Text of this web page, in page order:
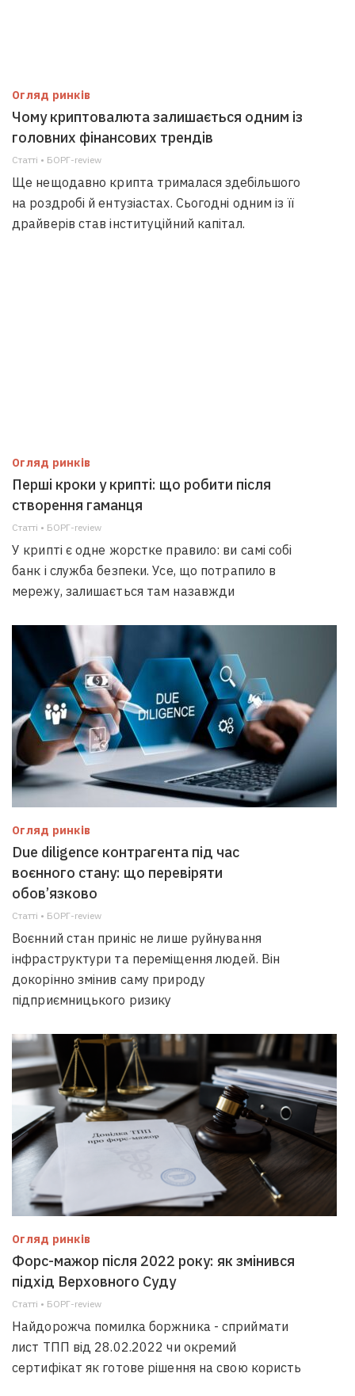
Огляд ринків
Чому криптовалюта залишається одним із
головних фінансових трендів
Статті • БОРГ-review
Ще нещодавно крипта трималася здебільшого
на роздробі й ентузіастах. Сьогодні одним із її
драйверів став інституційний капітал.
Огляд ринків
Перші кроки у крипті: що робити після
створення гаманця
Статті • БОРГ-review
У крипті є одне жорстке правило: ви самі собі
банк і служба безпеки. Усе, що потрапило в
мережу, залишається там назавжди
Огляд ринків
Due diligence контрагента під час
воєнного стану: що перевіряти
обов’язково
Статті • БОРГ-review
Воєнний стан приніс не лише руйнування
інфраструктури та переміщення людей. Він
докорінно змінив саму природу
підприємницького ризику
Огляд ринків
Форс-мажор після 2022 року: як змінився
підхід Верховного Суду
Статті • БОРГ-review
Найдорожча помилка боржника - сприймати
лист ТПП від 28.02.2022 чи окремий
сертифікат як готове рішення на свою користь